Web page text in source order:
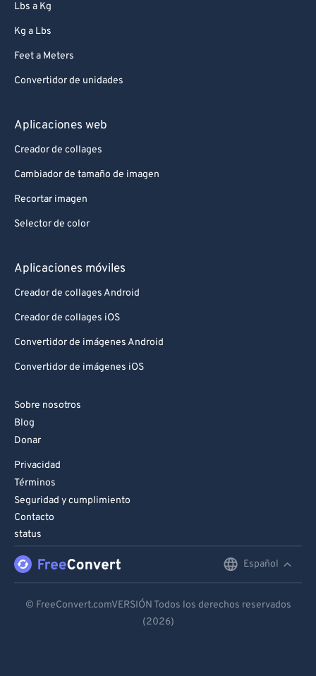
Lbs a Kg
Kg a Lbs
Feet a Meters
Convertidor de unidades
Aplicaciones web
Creador de collages
Cambiador de tamaño de imagen
Recortar imagen
Selector de color
Aplicaciones móviles
Creador de collages Android
Creador de collages iOS
Convertidor de imágenes Android
Convertidor de imágenes iOS
Sobre nosotros
Blog
Donar
Privacidad
Términos
Seguridad y cumplimiento
Contacto
status
Español
Español
© FreeConvert.comVERSIÓN Todos los derechos reservados
(2026)